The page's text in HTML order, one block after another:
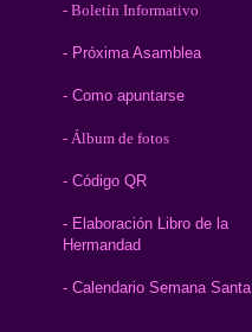
- Boletín Informativo
- Próxima Asamblea
- Como apuntarse
- Álbum de fotos
- Código QR
- Elaboración Libro de la
Hermandad
- Calendario Semana Santa